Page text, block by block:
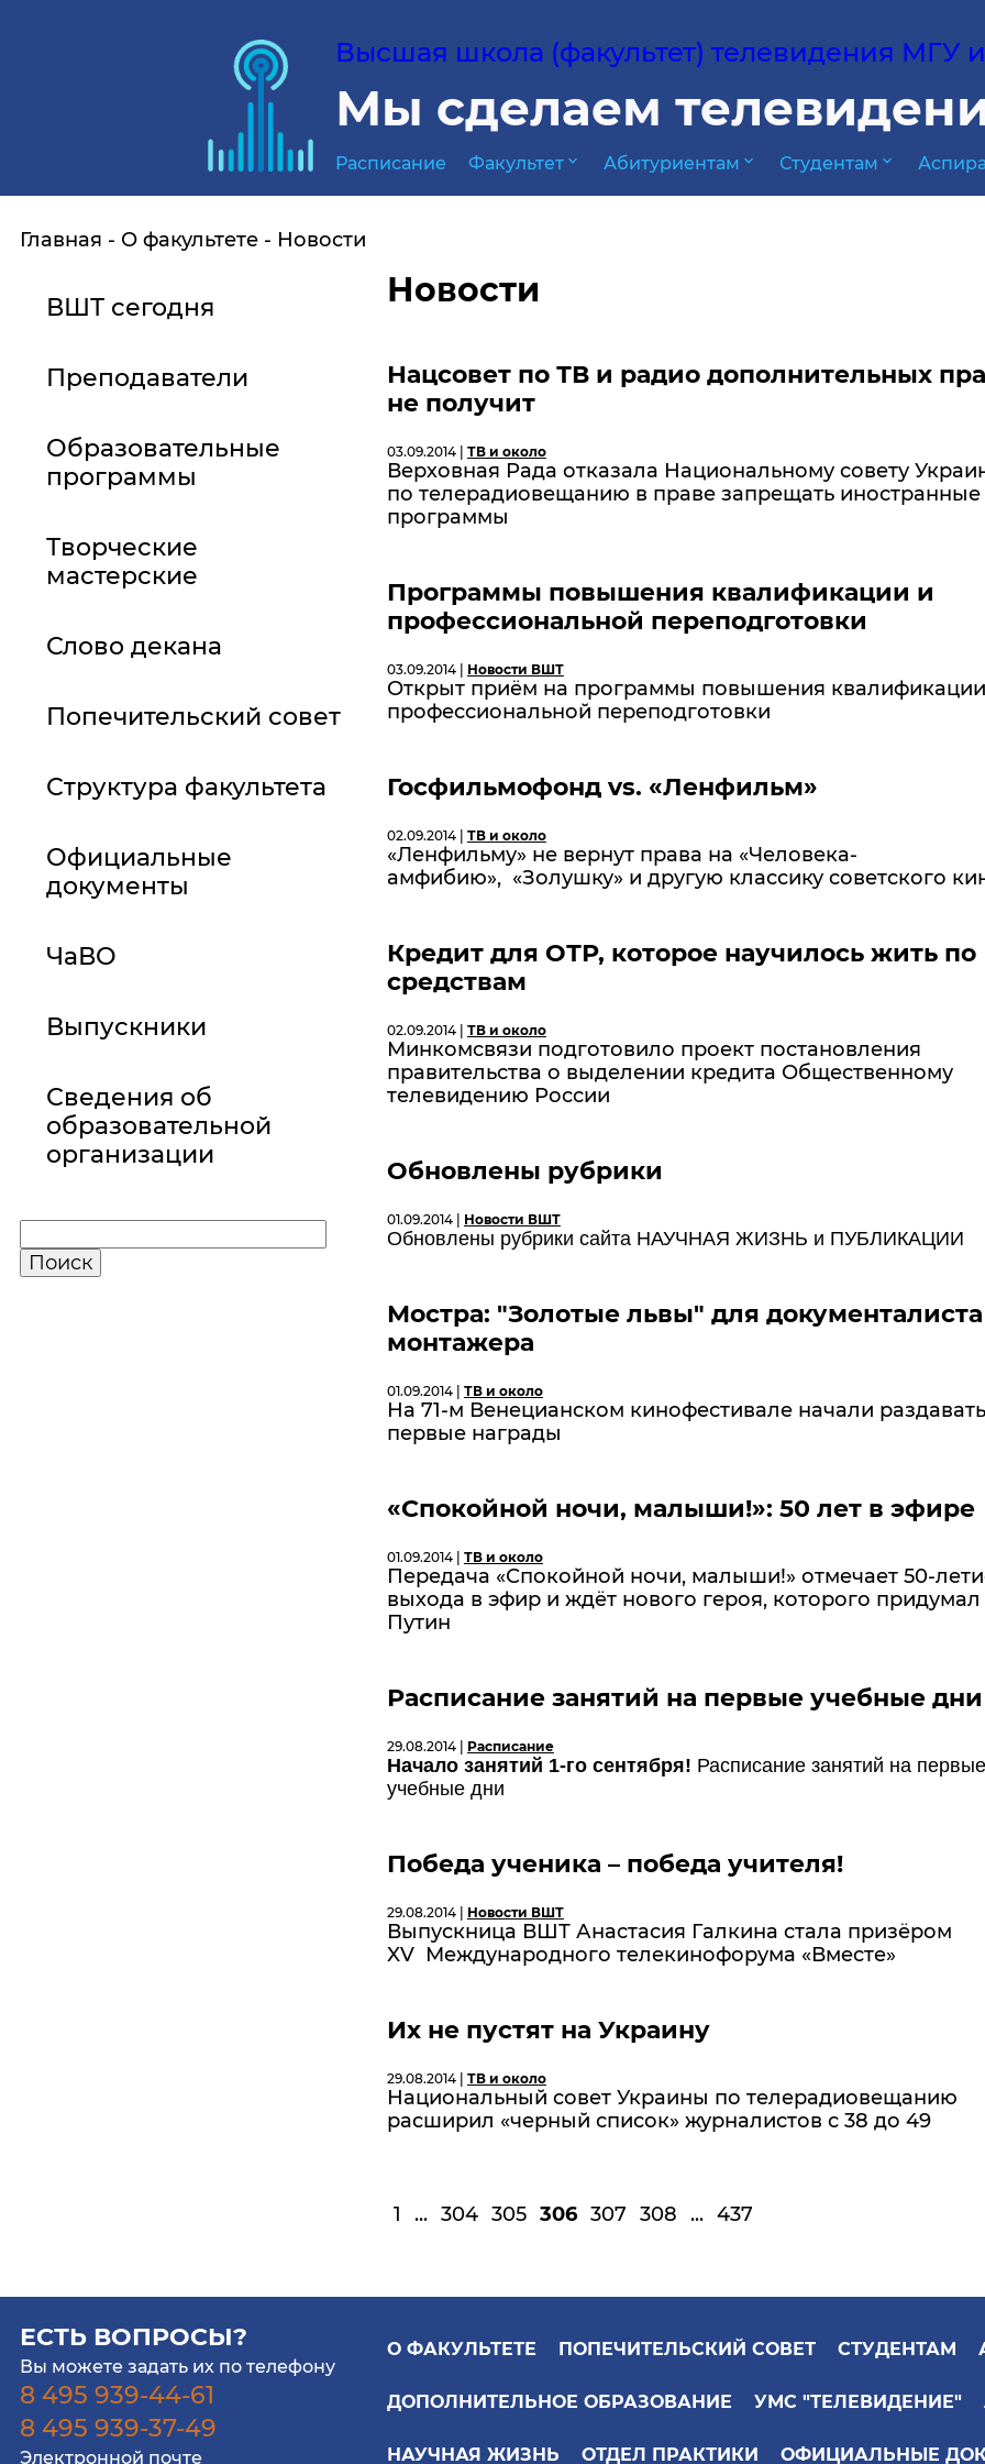
Высшая школа (факультет) телевидения МГУ
Мы сделаем
Расписание Факультет expand_more Абитуриентам expand_more Студентам expand_more
Главная О факультете Новости
ВШТ сегодня
Преподаватели
Образовательные
программы
Творческие
мастерские
Слово декана
Попечительский совет
Структура факультета
Официальные
документы
ЧаВО
Выпускники
Сведения об
образовательной
организации
Новости
Нацсовет по ТВ и радио дополнительных
не получит
03.09.2014 | ТВ и около
Верховная Рада отказала Национальному совету
по телерадиовещанию в праве запрещать иностранные
программы
Программы повышения квалификации и
профессиональной переподготовки
03.09.2014 | Новости ВШТ
Открыт приём на программы повышения
профессиональной переподготовки
Госфильмофонд vs. «Ленфильм»
02.09.2014 | ТВ и около
«Ленфильму» не вернут права на «Человека-
амфибию», «Золушку» и другую классику советского
Кредит для ОТР, которое научилось жить по
средствам
02.09.2014 | ТВ и около
Минкомсвязи подготовило проект постановления
правительства о выделении кредита Общественному
телевидению России
Обновлены рубрики
01.09.2014 | Новости ВШТ
Обновлены рубрики сайта НАУЧНАЯ ЖИЗНЬ и ПУБЛИКАЦИИ
Мостра: "Золотые львы" для
монтажера
01.09.2014 | ТВ и около
На 71-м Венецианском кинофестивале начали раздавать
первые награды
«Спокойной ночи, малыши!»: 50 лет в эфире
01.09.2014 | ТВ и около
Передача «Спокойной ночи, малыши!» отмечает 50-
выхода в эфир и ждёт нового героя, которого придумал
Путин
Расписание занятий на первые учебные дни
29.08.2014 | Расписание
Начало занятий 1-го сентября! Расписание занятий на первые
учебные дни
Победа ученика – победа учителя!
29.08.2014 | Новости ВШТ
Выпускница ВШТ Анастасия Галкина стала призёром
XV Международного телекинофорума «Вместе»
Их не пустят на Украину
29.08.2014 | ТВ и около
Национальный совет Украины по телерадиовещанию
расширил «черный список» журналистов с 38 до 49
1 ... 304 305 306 307 308 ... 437
ЕСТЬ ВОПРОСЫ?
Вы можете задать их по телефону
8 495 939-44-61
8 495 939-37-49
Электронной почте
О ФАКУЛЬТЕТЕ ПОПЕЧИТЕЛЬСКИЙ СОВЕТ СТУДЕНТАМ
ДОПОЛНИТЕЛЬНОЕ ОБРАЗОВАНИЕ УМС "ТЕЛЕВИДЕНИЕ"
НАУЧНАЯ ЖИЗНЬ ОТДЕЛ ПРАКТИКИ ОФИЦИАЛЬНЫЕ